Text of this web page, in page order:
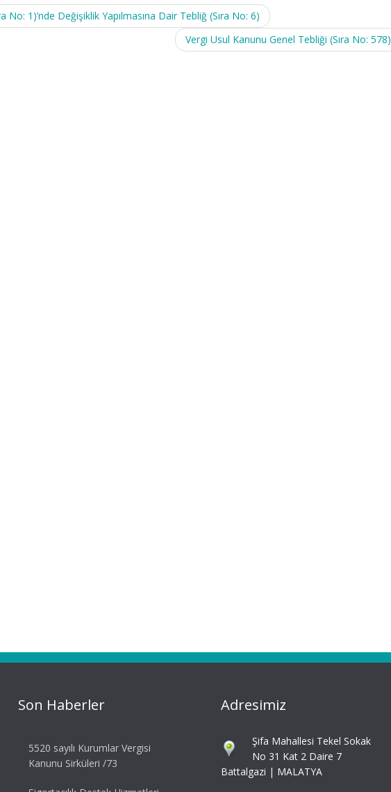
1)’nde Değişiklik Yapılmasına Dair Tebliğ (Sıra No: 6)
Vergi Usul Kanunu Genel Tebliği (Sıra No: 578)
Son Haberler
5520 sayılı Kurumlar Vergisi
Kanunu Sirküleri /73
Adresimiz
Şifa Mahallesi Tekel Sokak
No 31 Kat 2 Daire 7
Battalgazi | MALATYA